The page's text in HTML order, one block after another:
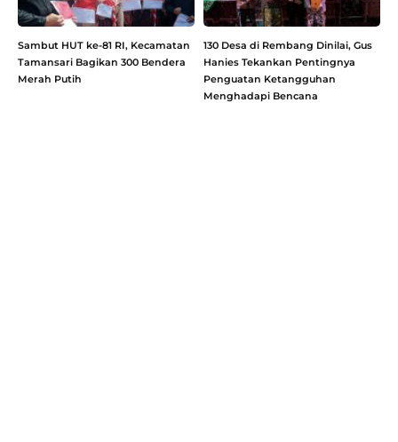
Sambut HUT ke-81 RI, Kecamatan
Tamansari Bagikan 300 Bendera
Merah Putih
130 Desa di Rembang Dinilai, Gus
Hanies Tekankan Pentingnya
Penguatan Ketangguhan
Menghadapi Bencana